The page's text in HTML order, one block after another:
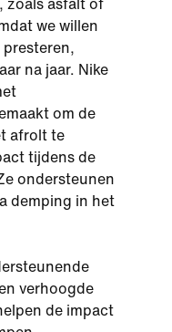
zoals asfalt of
we willen
na jaar. Nike
om de
afrolt te
tijdens de
ondersteunen
demping in het
verhoogde
de impact